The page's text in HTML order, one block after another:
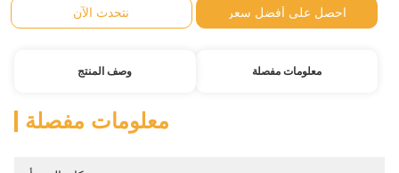
احصل على أفضل سعر نتحدث الآن
معلومات مفصلة وصف المنتج
معلومات مفصلة